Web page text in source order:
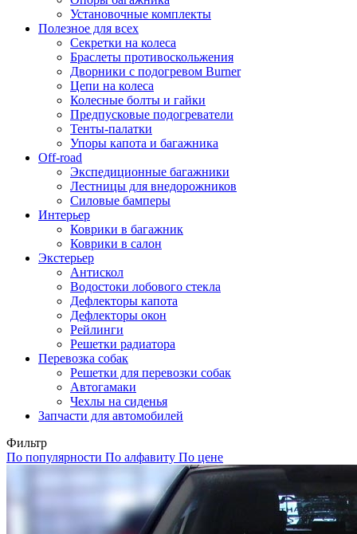
Установочные комплекты
Полезное для всех
Секретки на колеса
Браслеты противоскольжения
Дворники с подогревом Burner
Цепи на колеса
Колесные болты и гайки
Предпусковые подогреватели
Тенты-палатки
Упоры капота и багажника
Off-road
Экспедиционные багажники
Лестницы для внедорожников
Силовые бамперы
Интерьер
Коврики в багажник
Коврики в салон
Экстерьер
Антискол
Водостоки лобового стекла
Дефлекторы капота
Дефлекторы окон
Рейлинги
Решетки радиатора
Перевозка собак
Решетки для перевозки собак
Автогамаки
Чехлы на сиденья
Запчасти для автомобилей
Фильтр
По популярности По алфавиту По цене